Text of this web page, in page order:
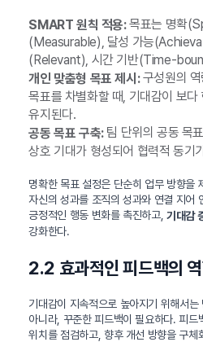
SMART 원칙 적용:목표는 명확
(Measurable), 달성 가능
(Relevant), 시간 기반(Time-
개인 맞춤형 목표 제시:구성원의 역
목표를 차별화할 때, 기대감이 보다
유지된다.
공동 목표 구축:팀 단위의 공동 목
상호 기대가 형성되어 협력적 동기
명확한 목표 설정은 단순히 업무 방향을
자신의 성과를 조직의 성과와 연결 지어
긍정적인 행동 변화를 촉진하고,기대감
강화한다.
2.2 효과적인 피드백의
기대감이 지속적으로 높아지기 위해서
아니라, 꾸준한 피드백이 필요하다. 피드
위치를 점검하고, 향후 개선 방향을 구체